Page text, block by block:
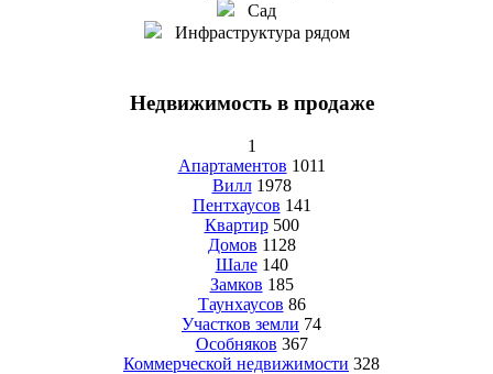
Сад
Инфраструктура рядом
Недвижимость в продаже
1
Апартаментов 1011
Вилл 1978
Пентхаусов 141
Квартир 500
Домов 1128
Шале 140
Замков 185
Таунхаусов 86
Участков земли 74
Особняков 367
Коммерческой недвижимости 328